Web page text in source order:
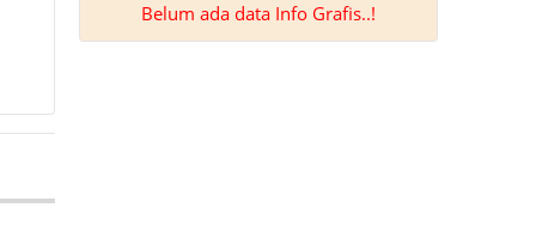
Belum ada data Info Grafis..!